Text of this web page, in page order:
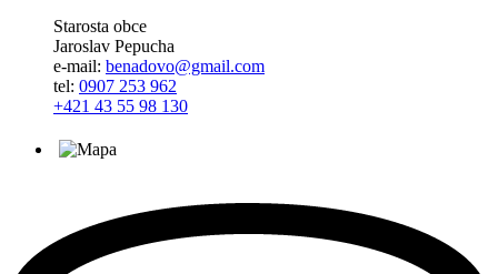
Starosta obce
Jaroslav Pepucha
e-mail: benadovo@gmail.com
tel: 0907 253 962
+421 43 55 98 130